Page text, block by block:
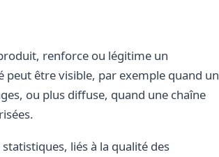
renforce ou légitime un
être visible, par exemple quand un
ou plus diffuse, quand une chaîne
liés à la qualité des